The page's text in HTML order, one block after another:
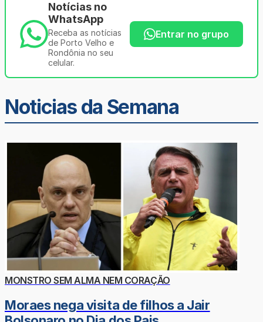
Notícias no
WhatsApp
Receba as notícias
de Porto Velho e
Rondônia no seu
celular.
Entrar no grupo
Noticias da Semana
MONSTRO SEM ALMA NEM CORAÇÃO
Moraes nega visita de filhos a Jair